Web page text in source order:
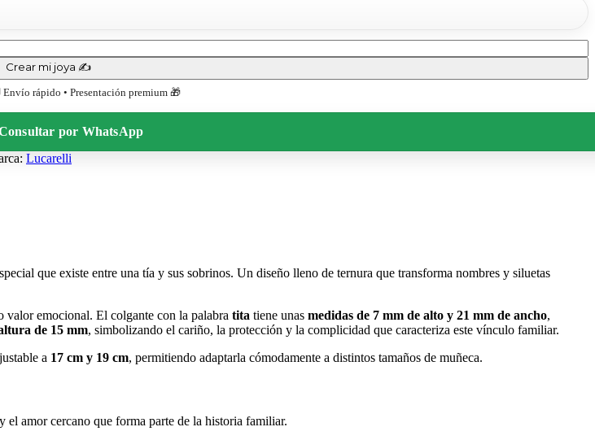
Crear mi joya ✍️
Envío rápido • Presentación premium 🎁
por WhatsApp
Lucarelli
que existe entre una tía y sus sobrinos. Un diseño lleno de ternura que transforma nombres y siluetas
valor emocional. El colgante con la palabra tita tiene unas medidas de 7 mm de alto y 21 mm de ancho,
de 15 mm, simbolizando el cariño, la protección y la complicidad que caracteriza este vínculo familiar.
a 17 cm y 19 cm, permitiendo adaptarla cómodamente a distintos tamaños de muñeca.
el amor cercano que forma parte de la historia familiar.